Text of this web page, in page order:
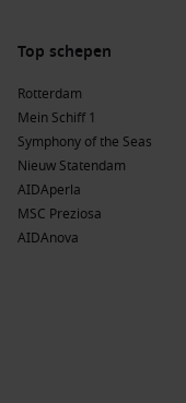
Populaire
AIDA Cruises
: Met
AIDAperla
bekend om hun
aan boord.
Hamburg of
: Deze
aandoen. Cunard
vertrek uit
: Met
Top schepen
Rotterdam
Mein Schiff 1
Symphony of the Seas
Nieuw Statendam
AIDAperla
MSC Preziosa
AIDAnova